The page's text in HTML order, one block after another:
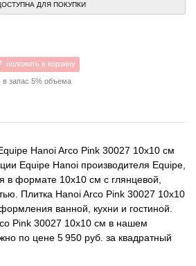
ДЛЯ ПОКУПКИ
положить в корзину
в запас 5% объема
Hanoi Arco Pink 30027 10x10 см
Equipe Hanoi производителя Equipe,
в формате 10x10 см с глянцевой,
Плитка Hanoi Arco Pink 30027 10x10
ванной, кухни и гостиной.
Pink 30027 10x10 см в нашем
по цене 5 950 руб. за квадратный